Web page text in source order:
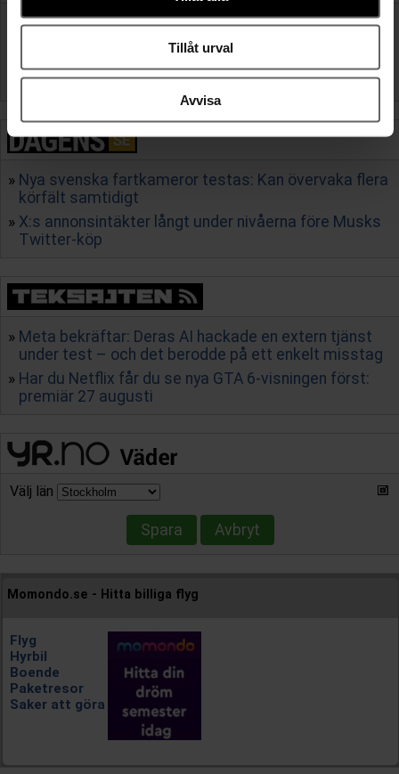
information från din enhet till de sociala medier och
Dessa kan i sin tur kombinera informationen med annan
information som du har tillhandahållit eller som de har
samlat in när du har använt deras tjänster.
Tillåt urval
Avvisa
”På pappret har jag ett perfekt liv - varför mår jag så
Annika Ström Melin: Omvärlden har missförstått vad
som hände i Ceuta – Sverige gick i fällan
Nya svenska fartkameror testas: Kan övervaka flera
körfält samtidigt
X:s annonsintäkter långt under nivåerna före Musks
Twitter-köp
Meta bekräftar: Deras AI hackade en extern tjänst
under test – och det berodde på ett enkelt misstag
Har du Netflix får du se nya GTA 6-visningen först:
premiär 27 augusti
Välj län
Spara Avbryt
Momondo.se - Hitta billiga flyg
Flyg
Hyrbil
Boende
Paketresor
Saker att göra